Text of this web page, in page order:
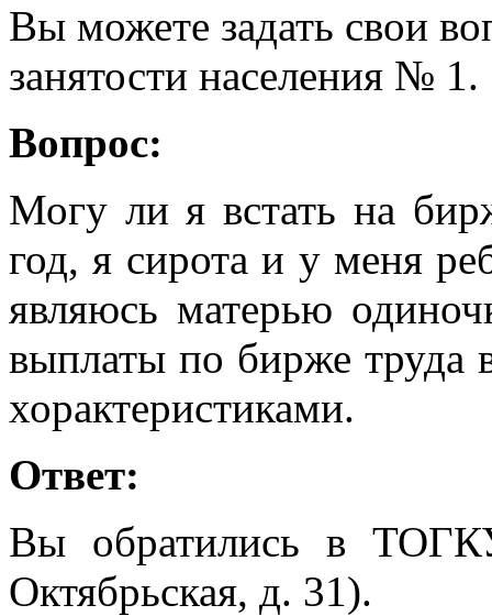
Вы можете задать свои
занятости населения № 1.
Вопрос:
Могу ли я встать на
год, я сирота и у меня
являюсь матерью
выплаты по бирже труда
хорактеристиками.
Ответ:
Вы обратились в
Октябрьская, д. 31).